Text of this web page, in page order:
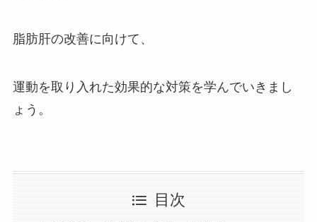
脂肪肝の改善に向けて、
運動を取り入れた効果的な対策を学んでいきまし
ょう。
目次